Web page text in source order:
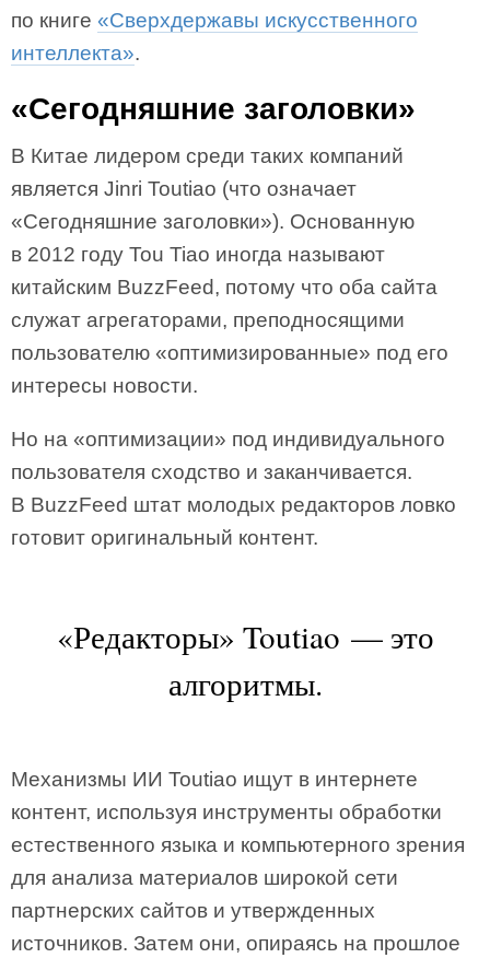
по книге «Сверхдержавы искусственного
интеллекта».
«Сегодняшние заголовки»
В Китае лидером среди таких компаний
является Jinri Toutiao (что означает
«Сегодняшние заголовки»). Основанную
в 2012 году Tou Tiao иногда называют
китайским BuzzFeed, потому что оба сайта
служат агрегаторами, преподносящими
пользователю «оптимизированные» под его
интересы новости.
Но на «оптимизации» под индивидуального
пользователя сходство и заканчивается.
В BuzzFeed штат молодых редакторов ловко
готовит оригинальный контент.
«Редакторы» Toutiao — это
алгоритмы.
Механизмы ИИ Toutiao ищут в интернете
контент, используя инструменты обработки
естественного языка и компьютерного зрения
для анализа материалов широкой сети
партнерских сайтов и утвержденных
источников. Затем они, опираясь на прошлое